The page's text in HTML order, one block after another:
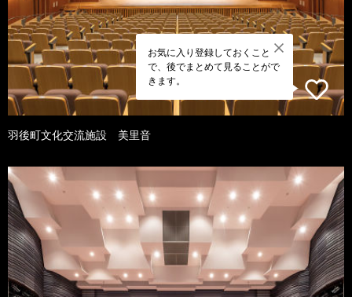
お気に入り登録しておくこと
で、後でまとめて見ることがで
きます。
羽後町文化交流施設 美里音